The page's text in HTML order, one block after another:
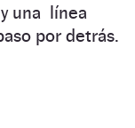
una línea
por detrás.